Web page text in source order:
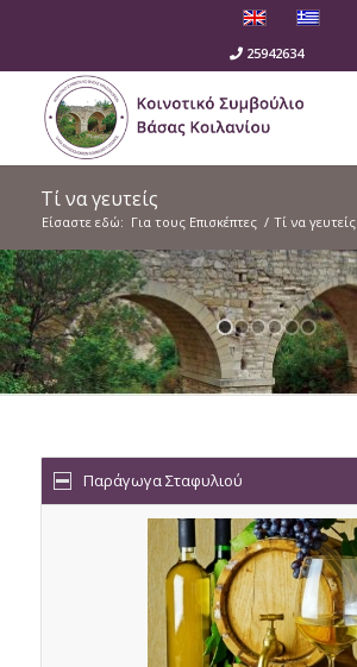
25942634
Τί να γευτείς
Είσαστε εδώ: Για τους Επισκέπτες / Τί να γευτείς
Παράγωγα Σταφυλιού